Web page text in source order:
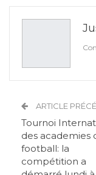
ARTICLE
Tournoi
des academies
football: la
compétition a